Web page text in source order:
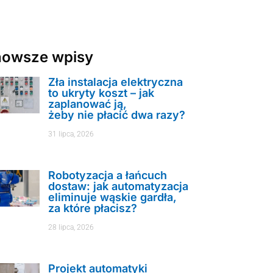
wpisy
Zła instalacja elektryczna
to ukryty koszt – jak
zaplanować ją,
żeby nie płacić dwa razy?
31 lipca, 2026
Robotyzacja a łańcuch
dostaw: jak automatyzacja
eliminuje wąskie gardła,
za które płacisz?
28 lipca, 2026
Projekt automatyki